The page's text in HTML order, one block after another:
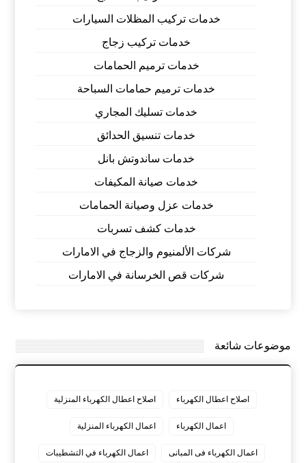
خدمات تركيب المظلات السيارات
خدمات تركيب زجاج
خدمات ترميم الحمامات
خدمات ترميم حمامات السباحة
خدمات تسليك المجاري
خدمات تنسيق الحدائق
خدمات ساندوتش بانل
خدمات صيانة المكيفات
خدمات عزل وصيانة الحمامات
خدمات كشف تسربات
شركات الألمنيوم والزجاج في الامارات
شركات قص الخرسانة في الامارات
موضوعات شائعة
اصلاح اعطال الكهرباء اصلاح اعطال الكهرباء المنزلية
اعمال الكهرباء اعمال الكهرباء المنزلية
اعمال الكهرباء فى المبانى اعمال الكهرباء في التشطيبات